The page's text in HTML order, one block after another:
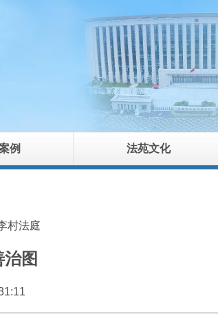
例 法苑文化
村法庭
图